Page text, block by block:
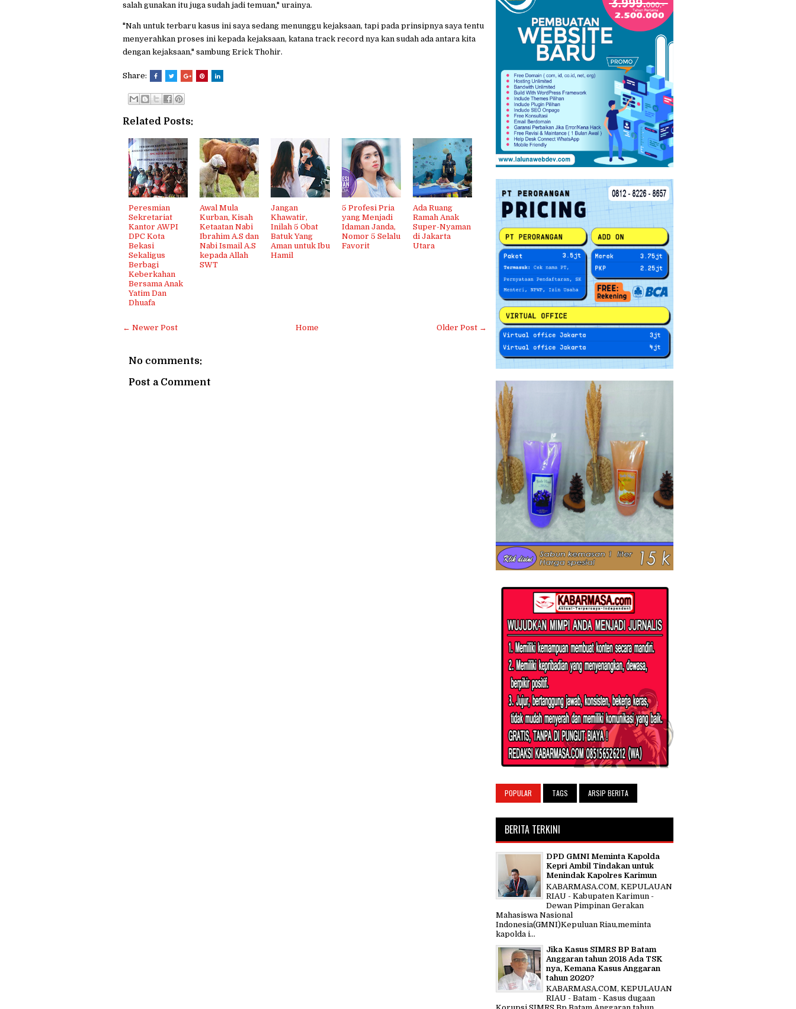
salah gunakan itu juga sudah jadi temuan," urainya.
"Nah untuk terbaru kasus ini saya sedang menunggu kejaksaan, tapi pada prinsipnya saya tentu
menyerahkan proses ini kepada kejaksaan, katana track record nya kan sudah ada antara kita
dengan kejaksaan," sambung Erick Thohir.
Share:
Related Posts:
Peresmian
Sekretariat
Kantor AWPI
DPC Kota
Bekasi
Sekaligus
Berbagi
Keberkahan
Bersama Anak
Yatim Dan
Dhuafa
Awal Mula
Kurban, Kisah
Ketaatan Nabi
Ibrahim A.S dan
Nabi Ismail A.S
kepada Allah
SWT
Jangan
Khawatir,
Inilah 5 Obat
Batuk Yang
Aman untuk Ibu
Hamil
5 Profesi Pria
yang Menjadi
Idaman Janda,
Nomor 5 Selalu
Favorit
Ada Ruang
Ramah Anak
Super-Nyaman
di Jakarta
Utara
← Newer Post Older Post →
Home
No comments:
Post a Comment
POPULAR TAGS ARSIP BERITA
BERITA TERKINI
DPD GMNI Meminta Kapolda
Kepri Ambil Tindakan untuk
Menindak Kapolres Karimun
KABARMASA.COM, KEPULAUAN
RIAU - Kabupaten Karimun -
Dewan Pimpinan Gerakan
Mahasiswa Nasional
Indonesia(GMNI)Kepuluan Riau,meminta
kapolda i...
Jika Kasus SIMRS BP Batam
Anggaran tahun 2018 Ada TSK
nya, Kemana Kasus Anggaran
tahun 2020?
KABARMASA.COM, KEPULAUAN
RIAU - Batam - Kasus dugaan